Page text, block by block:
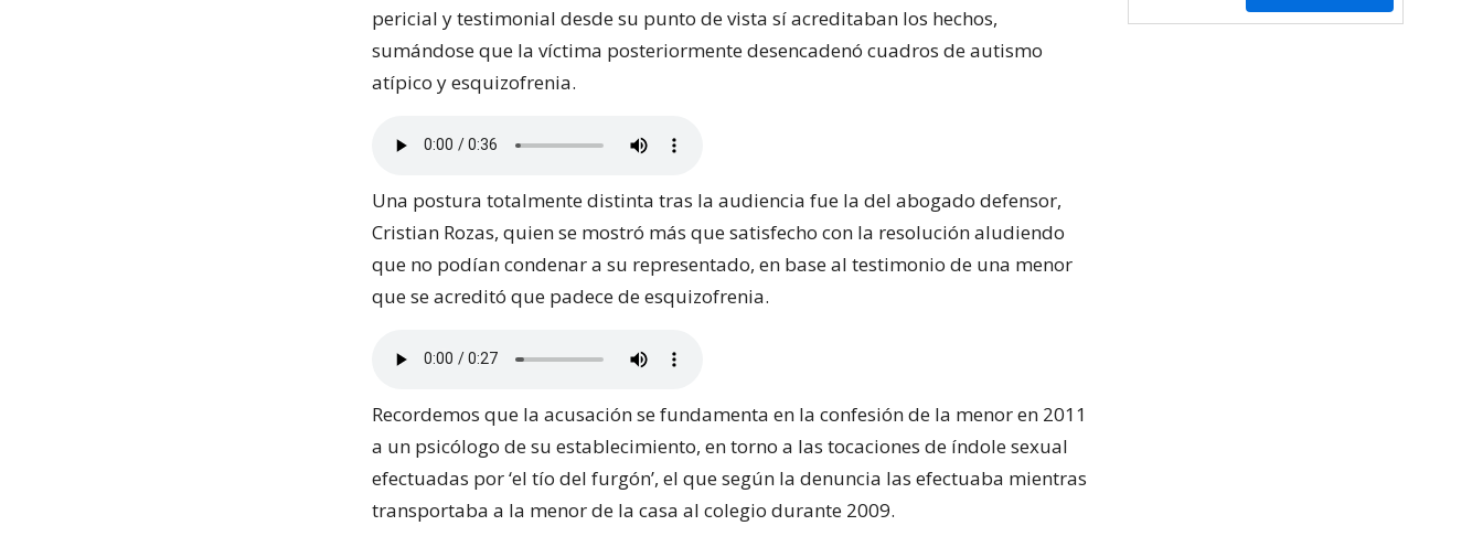
pericial y testimonial desde su punto de vista sí acreditaban los hechos,
sumándose que la víctima posteriormente desencadenó cuadros de autismo
atípico y esquizofrenia.
Una postura totalmente distinta tras la audiencia fue la del abogado defensor,
Cristian Rozas, quien se mostró más que satisfecho con la resolución aludiendo
que no podían condenar a su representado, en base al testimonio de una menor
que se acreditó que padece de esquizofrenia.
Recordemos que la acusación se fundamenta en la confesión de la menor en 2011
a un psicólogo de su establecimiento, en torno a las tocaciones de índole sexual
efectuadas por ‘el tío del furgón’, el que según la denuncia las efectuaba mientras
transportaba a la menor de la casa al colegio durante 2009.